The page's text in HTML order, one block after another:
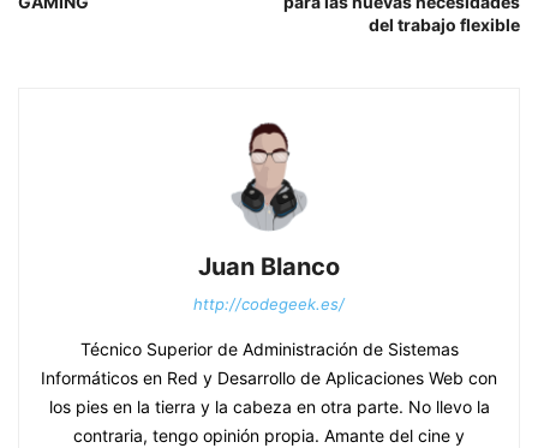
del trabajo flexible
Juan Blanco
http://codegeek.es/
Técnico Superior de Administración de Sistemas
Informáticos en Red y Desarrollo de Aplicaciones Web con
los pies en la tierra y la cabeza en otra parte. No llevo la
contraria, tengo opinión propia. Amante del cine y